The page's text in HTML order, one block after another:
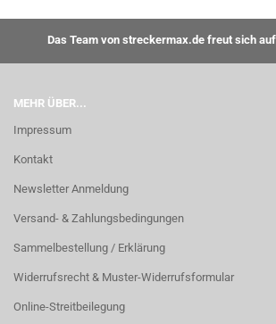
Das Team von streckermax.de freut sich
MEHR ÜBER...
Impressum
Kontakt
Newsletter Anmeldung
Versand- & Zahlungsbedingungen
Sammelbestellung / Erklärung
Widerrufsrecht & Muster-Widerrufsformular
Online-Streitbeilegung